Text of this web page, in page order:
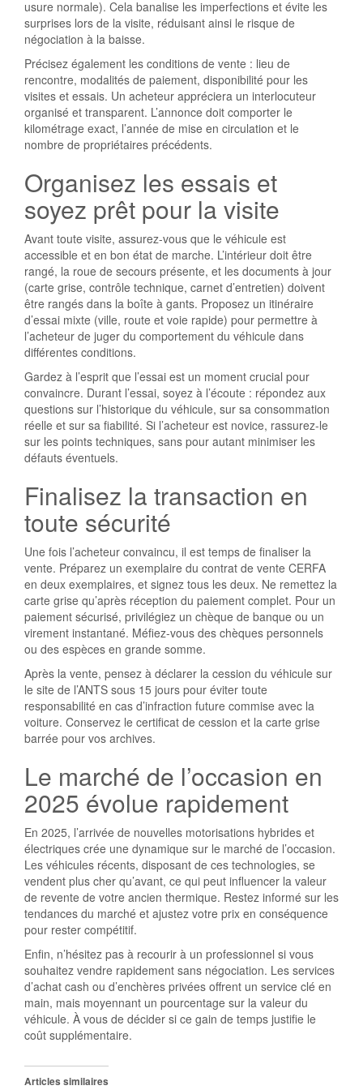
usure normale). Cela banalise les imperfections et évite les
surprises lors de la visite, réduisant ainsi le risque de
négociation à la baisse.
Précisez également les conditions de vente : lieu de
rencontre, modalités de paiement, disponibilité pour les
visites et essais. Un acheteur appréciera un interlocuteur
organisé et transparent. L’annonce doit comporter le
kilométrage exact, l’année de mise en circulation et le
nombre de propriétaires précédents.
Organisez les essais et
soyez prêt pour la visite
Avant toute visite, assurez-vous que le véhicule est
accessible et en bon état de marche. L’intérieur doit être
rangé, la roue de secours présente, et les documents à jour
(carte grise, contrôle technique, carnet d’entretien) doivent
être rangés dans la boîte à gants. Proposez un itinéraire
d’essai mixte (ville, route et voie rapide) pour permettre à
l’acheteur de juger du comportement du véhicule dans
différentes conditions.
Gardez à l’esprit que l’essai est un moment crucial pour
convaincre. Durant l’essai, soyez à l’écoute : répondez aux
questions sur l’historique du véhicule, sur sa consommation
réelle et sur sa fiabilité. Si l’acheteur est novice, rassurez-le
sur les points techniques, sans pour autant minimiser les
défauts éventuels.
Finalisez la transaction en
toute sécurité
Une fois l’acheteur convaincu, il est temps de finaliser la
vente. Préparez un exemplaire du contrat de vente CERFA
en deux exemplaires, et signez tous les deux. Ne remettez la
carte grise qu’après réception du paiement complet. Pour un
paiement sécurisé, privilégiez un chèque de banque ou un
virement instantané. Méfiez-vous des chèques personnels
ou des espèces en grande somme.
Après la vente, pensez à déclarer la cession du véhicule sur
le site de l’ANTS sous 15 jours pour éviter toute
responsabilité en cas d’infraction future commise avec la
voiture. Conservez le certificat de cession et la carte grise
barrée pour vos archives.
Le marché de l’occasion en
2025 évolue rapidement
En 2025, l’arrivée de nouvelles motorisations hybrides et
électriques crée une dynamique sur le marché de l’occasion.
Les véhicules récents, disposant de ces technologies, se
vendent plus cher qu’avant, ce qui peut influencer la valeur
de revente de votre ancien thermique. Restez informé sur les
tendances du marché et ajustez votre prix en conséquence
pour rester compétitif.
Enfin, n’hésitez pas à recourir à un professionnel si vous
souhaitez vendre rapidement sans négociation. Les services
d’achat cash ou d’enchères privées offrent un service clé en
main, mais moyennant un pourcentage sur la valeur du
véhicule. À vous de décider si ce gain de temps justifie le
coût supplémentaire.
Articles similaires